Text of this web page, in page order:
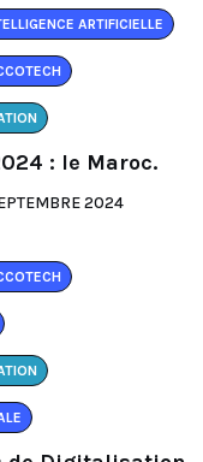
ARTIFICIELLE
: le Maroc.
2024